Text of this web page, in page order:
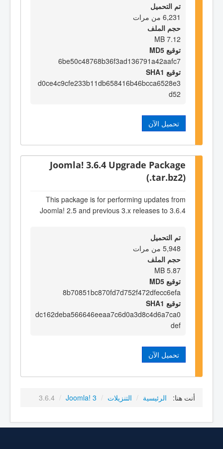
تم التحميل
6,231 من مرات
حجم الملف
7.12 MB
توقيع MD5
6be50c48768b36f3ad136791a42aafc7
توقيع SHA1
d0ce4c9cfe233b11db658416b46bcca6528e3
d52
تحميل الآن
Joomla! 3.6.4 Upgrade Package
(.tar.bz2)
This package is for performing updates from
Joomla! 2.5 and previous 3.x releases to 3.6.4
تم التحميل
5,948 من مرات
حجم الملف
5.87 MB
توقيع MD5
8b70851bc870fd7d752f472dfecc6efa
توقيع SHA1
dc162deba566646eeaa7c6d0a3d8c4d6a7ca0
def
تحميل الآن
أنت هنا: الرئيسية / التنزيلات /
Joomla! 3
/
3.6.4